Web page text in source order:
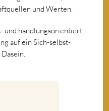
und Werten.
und handlungsorientiert
auf ein Sich-selbst-